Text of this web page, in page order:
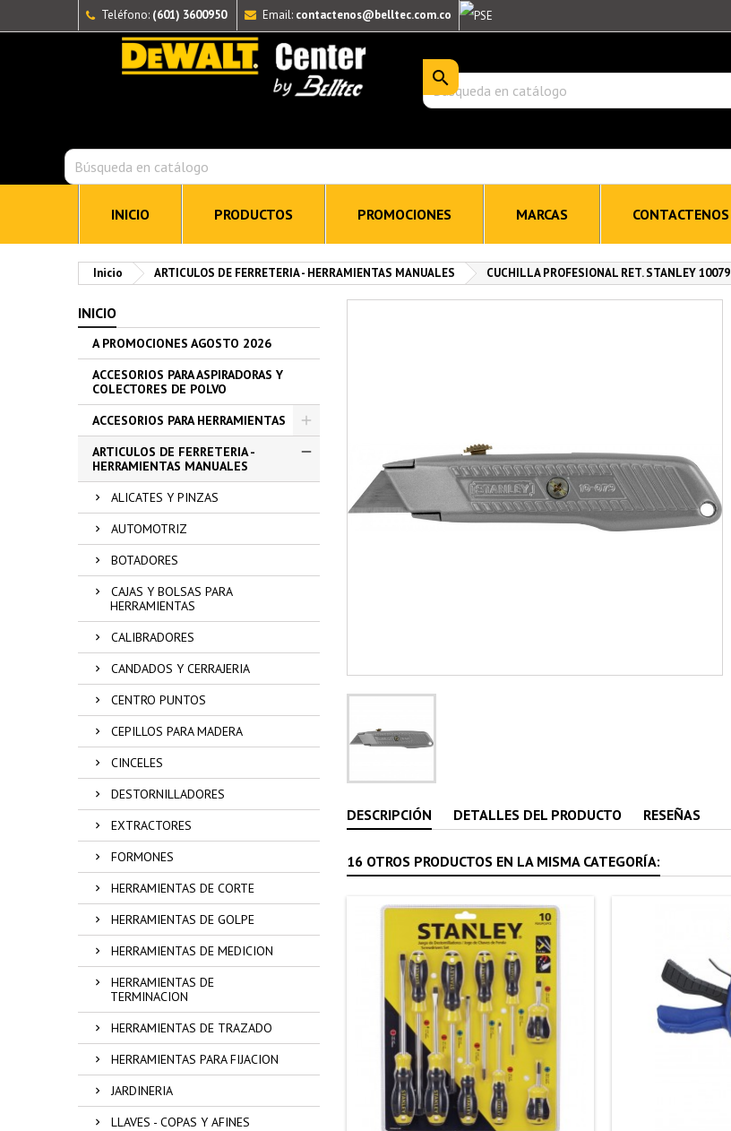
Teléfono: (601) 3600950 Email: contactenos@belltec.com.co

INICIO PRODUCTOS PROMOCIONES MARCAS CONTACTENOS
Inicio ARTICULOS DE FERRETERIA - HERRAMIENTAS MANUALES CUCHILLA PROFESIONAL RET. STANLEY 10079
INICIO
A PROMOCIONES AGOSTO 2026
ACCESORIOS PARA ASPIRADORAS Y
COLECTORES DE POLVO
ACCESORIOS PARA HERRAMIENTAS
ARTICULOS DE FERRETERIA -
HERRAMIENTAS MANUALES
ALICATES Y PINZAS
AUTOMOTRIZ
BOTADORES
CAJAS Y BOLSAS PARA
HERRAMIENTAS
CALIBRADORES
CANDADOS Y CERRAJERIA
CENTRO PUNTOS
CEPILLOS PARA MADERA
CINCELES
DESTORNILLADORES
EXTRACTORES
FORMONES
HERRAMIENTAS DE CORTE
HERRAMIENTAS DE GOLPE
HERRAMIENTAS DE MEDICION
HERRAMIENTAS DE
TERMINACION
HERRAMIENTAS DE TRAZADO
HERRAMIENTAS PARA FIJACION
JARDINERIA
LLAVES - COPAS Y AFINES
DESCRIPCIÓN DETALLES DEL PRODUCTO RESEÑAS
16 OTROS PRODUCTOS EN LA MISMA CATEGORÍA: